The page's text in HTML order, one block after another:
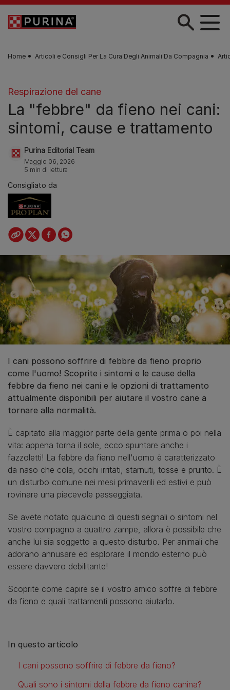
Skip to main content
Home Articoli e Consigli Per La Cura Degli Animali Da Compagnia
Respirazione del cane
La "febbre" da fieno nei cani:
sintomi, cause e trattamento
Purina Editorial Team
Maggio 06, 2026
5 min di lettura
Consigliato da
I cani possono soffrire di febbre da fieno proprio
come l'uomo! Scoprite i sintomi e le cause della
febbre da fieno nei cani e le opzioni di trattamento
attualmente disponibili per aiutare il vostro cane a
tornare alla normalità.
È capitato alla maggior parte della gente prima o poi nella
vita: appena torna il sole, ecco spuntare anche i
fazzoletti! La febbre da fieno nell'uomo è caratterizzato
da naso che cola, occhi irritati, starnuti, tosse e prurito. È
un disturbo comune nei mesi primaverili ed estivi e può
rovinare una piacevole passeggiata.
Se avete notato qualcuno di questi segnali o sintomi nel
vostro compagno a quattro zampe, allora è possibile che
anche lui sia soggetto a questo disturbo. Per animali che
adorano annusare ed esplorare il mondo esterno può
essere davvero debilitante!
Scoprite come capire se il vostro amico soffre di febbre
da fieno e quali trattamenti possono aiutarlo.
In questo articolo
I cani possono soffrire di febbre da fieno?
Quali sono i sintomi della febbre da fieno canina?